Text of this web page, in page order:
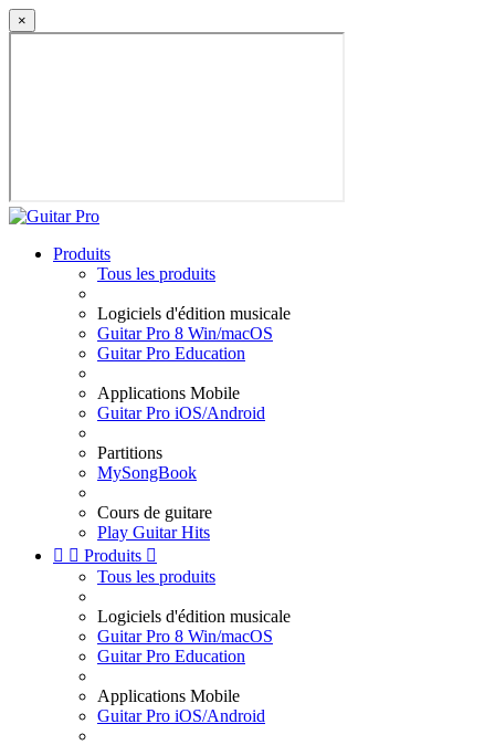
×
Produits
Tous les produits
Logiciels d'édition musicale
Guitar Pro 8 Win/macOS
Guitar Pro Education
Applications Mobile
Guitar Pro iOS/Android
Partitions
MySongBook
Cours de guitare
Play Guitar Hits
  Produits 
Tous les produits
Logiciels d'édition musicale
Guitar Pro 8 Win/macOS
Guitar Pro Education
Applications Mobile
Guitar Pro iOS/Android